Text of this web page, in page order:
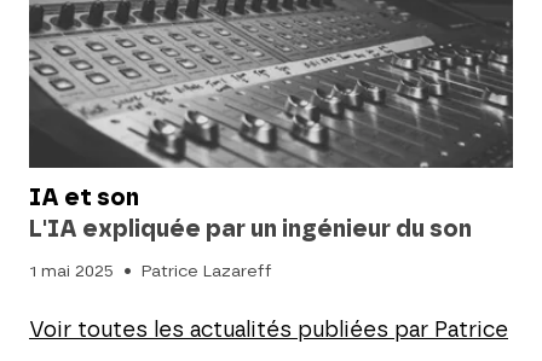
IA et son
L'IA expliquée par un ingénieur du son
1 mai 2025 Patrice Lazareff
Voir toutes les actualités publiées par Patrice